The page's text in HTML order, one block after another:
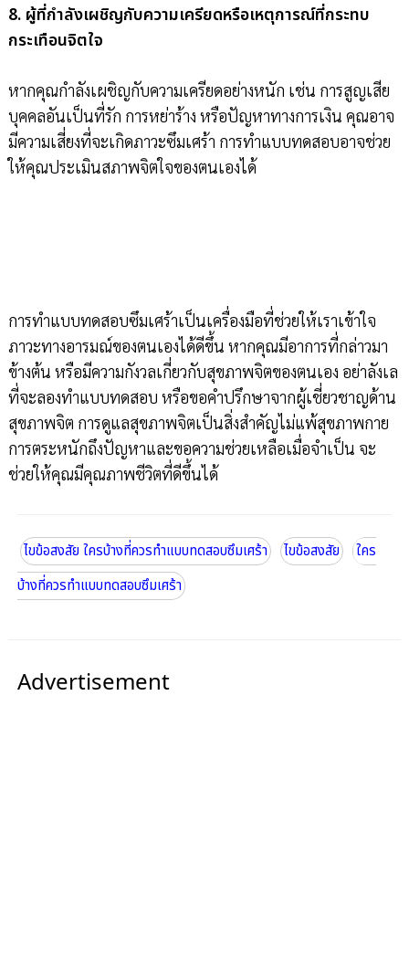
8. ผู้ที่กำลังเผชิญกับความเครียดหรือเหตุการณ์ที่กระทบ
กระเทือนจิตใจ
หากคุณกำลังเผชิญกับความเครียดอย่างหนัก เช่น การสูญเสีย
บุคคลอันเป็นที่รัก การหย่าร้าง หรือปัญหาทางการเงิน คุณอาจ
มีความเสี่ยงที่จะเกิดภาวะซึมเศร้า การทำแบบทดสอบอาจช่วย
ให้คุณประเมินสภาพจิตใจของตนเองได้
การทำแบบทดสอบซึมเศร้าเป็นเครื่องมือที่ช่วยให้เราเข้าใจ
ภาวะทางอารมณ์ของตนเองได้ดีขึ้น หากคุณมีอาการที่กล่าวมา
ข้างต้น หรือมีความกังวลเกี่ยวกับสุขภาพจิตของตนเอง อย่าลังเล
ที่จะลองทำแบบทดสอบ หรือขอคำปรึกษาจากผู้เชี่ยวชาญด้าน
สุขภาพจิต การดูแลสุขภาพจิตเป็นสิ่งสำคัญไม่แพ้สุขภาพกาย
การตระหนักถึงปัญหาและขอความช่วยเหลือเมื่อจำเป็น จะ
ช่วยให้คุณมีคุณภาพชีวิตที่ดีขึ้นได้
ไขข้อสงสัย ใครบ้างที่ควรทำแบบทดสอบซึมเศร้า ไขข้อสงสัย
ใคร
บ้างที่ควรทำแบบทดสอบซึมเศร้า
Advertisement